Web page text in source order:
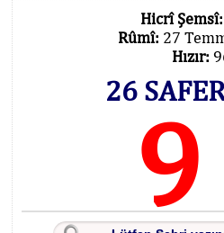
Hicrî Şemsî:
Rûmî: 27
Hızır:
26
9